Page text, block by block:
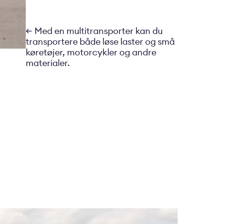
Med en multitransporter kan du
transportere både løse laster og små
køretøjer, motorcykler og andre
materialer.